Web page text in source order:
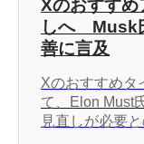
Xのおすすめ
しへ Musk
善に言及
Xのおすすめタ
て、Elon Must
見直しが必要